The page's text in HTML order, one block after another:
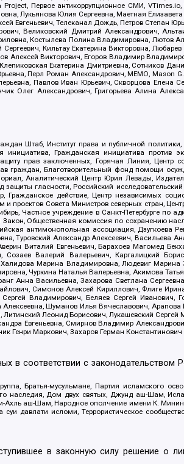
Первое антикоррупционное СМИ,
Лукьянова Юлия Сергеевна, Маетная Елизавета
Евгеньевич, Телеканал Дождь, Петров Степан
Великовский Дмитрий Александрович,
Костылева Полина Владимировна, Лютов
Кильтау Екатерина Викторовна,
Алексей Викторович, Егоров Владимир
Екатерина Дмитриевна, Сотников
Перл Роман Александрович, МЕМО, Mason
Павлов Иван Юрьевич, Скворцова Елена
Олег Александрович, Григорьева Алина
Штаб, Институт права и публичной
Гражданская инициатива против
прав заключенных, Горячая Линия, Центр
граждан, Благотворительный фонд помощи
Аналитический Центр Юрия Левады,
гласности, Российский
действие, Центр независимых
Совета Министров северных стран,
Частное учреждение в Санкт-Петербурге по
Общественная комиссия по сохранению
антимонопольная ассоциация, Дзугкоева
Александр Алексеевич, Васильева
Виталий Евгеньевич, Барахоев Магомед
Валерий Валерьевич, Каргалицкий
Марина Владимировна, Людевиг Марина
Чуркина Наталья Валерьевна, Акимова
Анна Васильевна, Захарова Светлана
Симонов Алексей Кириллович, Флиге
Владимирович, Беляев Сергей Иванович,
Шуманов Илья Вячеславович, Арапова
Леонид Борисович, Лукашевский Сергей
Евгеньевна, Смирнов Владимир
Генри Маркович, Захаров Герман Константинович
в соответствии с законодательством
Братья-мусульмане, Партия исламского
наследия, Дом двух святых, Джунд аш-Шам,
Ахль аш-Шам, Народное ополчение имени К.
давлати исломи, Террористическое
в законную силу решение о